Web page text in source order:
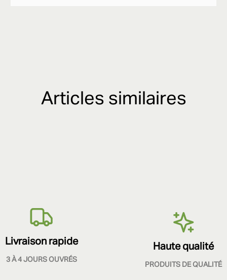
Articles similaires
Livraison rapide
3 À 4 JOURS OUVRÉS
Haute qualité
PRODUITS DE QUALITÉ